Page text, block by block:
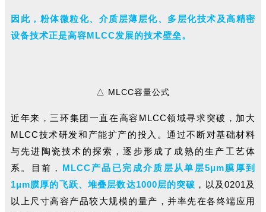
因此，粉体微粒化、介质层薄层化、多层化技术及高精密
设备技术正是高容MLCC发展的技术壁垒。
△ MLCC容量公式
近年来，三环集团一直在高容MLCC领域寻求突破，加大
MLCC技术研发和产能扩产的投入。通过不断对基础材料
与先进陶瓷技术的探索，逐步形成了成熟的生产工艺体
系。目前， MLCC产品已完成介质层从单层5μm膜厚到
1μm膜厚的飞跃、堆叠层数达1000层的突破 ，以及0201及
以上尺寸高容产品较大规模的量产，并率先在各终端应用